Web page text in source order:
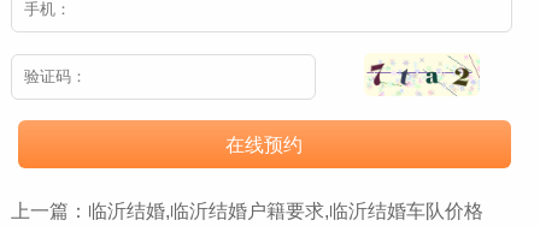
在线预约
上一篇： 临沂结婚,临沂结婚户籍要求,临沂结婚车队价格